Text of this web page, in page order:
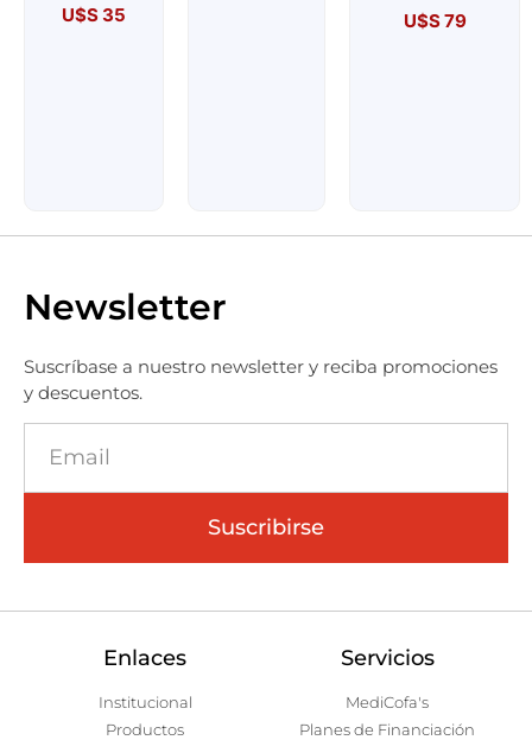
U$S 35 U$S79
Newsletter
Suscríbase a nuestro newsletter y reciba promociones
y descuentos.
Suscribirse
Enlaces
Institucional
Productos
Servicios
MediCofa's
Planes de Financiación